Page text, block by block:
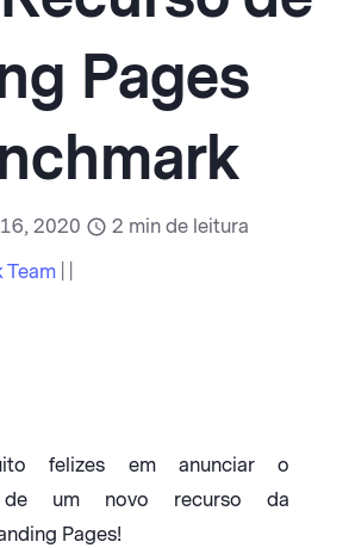
Pages
2020 2 min de leitura
Team
felizes em anunciar o
de um novo recurso da
Pages!